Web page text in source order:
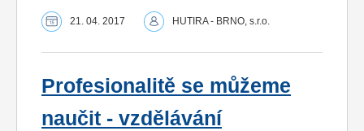
21. 04. 2017 HUTIRA - BRNO, s.r.o.
Profesionalitě se můžeme
naučit - vzdělávání